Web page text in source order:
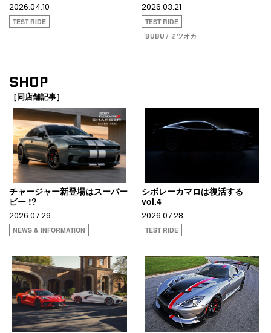
2026.04.10
TEST RIDE
2026.03.21
TEST RIDE
BUBU / ミツオカ
SHOP
［同店舗記事］
チャージャー新登場はスーパー
ビー !?
2026.07.29
NEWS & INFORMATION
シボレーカマロは復活する
vol.4
2026.07.28
TEST RIDE